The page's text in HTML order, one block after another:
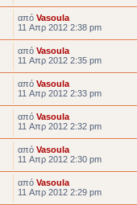
από Vasoula
11 Απρ 2012 2:38 pm
από Vasoula
11 Απρ 2012 2:35 pm
από Vasoula
11 Απρ 2012 2:33 pm
από Vasoula
11 Απρ 2012 2:32 pm
από Vasoula
11 Απρ 2012 2:30 pm
από Vasoula
11 Απρ 2012 2:29 pm